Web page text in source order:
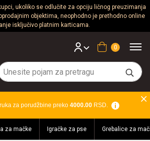
ukoliko se odlučite za opciju ličnog preuzimanja
objektima, neophodno je prethodno online
isključivo platnim karticama.
Korpa
za porudžbine preko 4000.00RSD.
za mačke Igračke za pse Grebalice za